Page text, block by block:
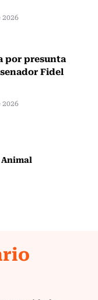
por presunta
Fidel